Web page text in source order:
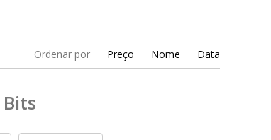
Ordenar por Preço Nome Data
Bits